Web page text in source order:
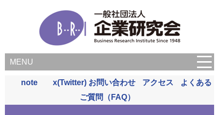
MENU
note x(Twitter) お問い合わせ アクセス
よくある
ご質問（FAQ）